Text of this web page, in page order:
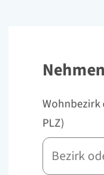
Wohnbezirk
PLZ)
PLZ
oder